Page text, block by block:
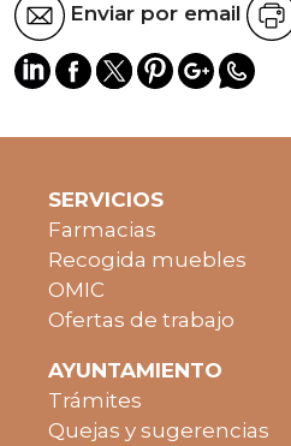
Enviar por email
SERVICIOS
Farmacias
Recogida muebles
OMIC
Ofertas de trabajo
AYUNTAMIENTO
Trámites
Quejas y sugerencias